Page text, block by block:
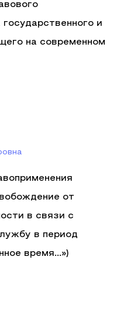
и
на современном
от
в связи с
в период
время...»)